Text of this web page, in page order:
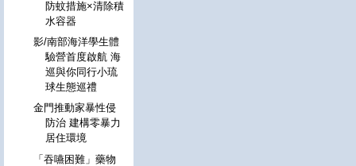
防蚊措施×清除積
水容器
影/南部海洋學生體
驗營首度啟航 海
巡與你同行小琉
球生態巡禮
金門推動家暴性侵
防治 建構零暴力
居住環境
「吞嚥困難」藥物